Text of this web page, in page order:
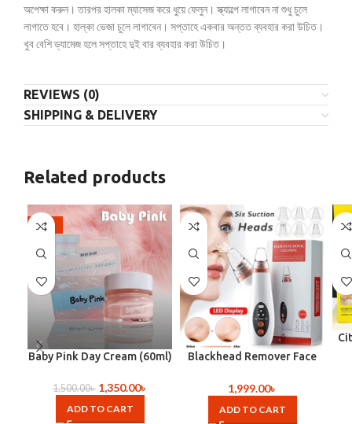
অপেক্ষা করুন। তারপর হালকা ম্যাসেজ করে ধুয়ে ফেলুন। স্ক্যাল্পে লাগাবেন না শুধু চুলে
লাগাতে হবে। হাল্কা ভেজা চুলে লাগাবেন। সপ্তাহে একবার অন্তত ব্যবহার করা উচিত।
খুব বেশি ড্যামেজ হলে সপ্তাহে দুই বার ব্যবহার করা উচিত।
REVIEWS (0)
SHIPPING & DELIVERY
Related products
-10%
Baby Pink Day Cream (60ml)
1,500.00৳ 1,350.00৳
ADD TO CART
Blackhead Remover Face
Acne Pore Cleaner Pimple
Tools aspirateur a point
1,999.00৳
ADD TO CART